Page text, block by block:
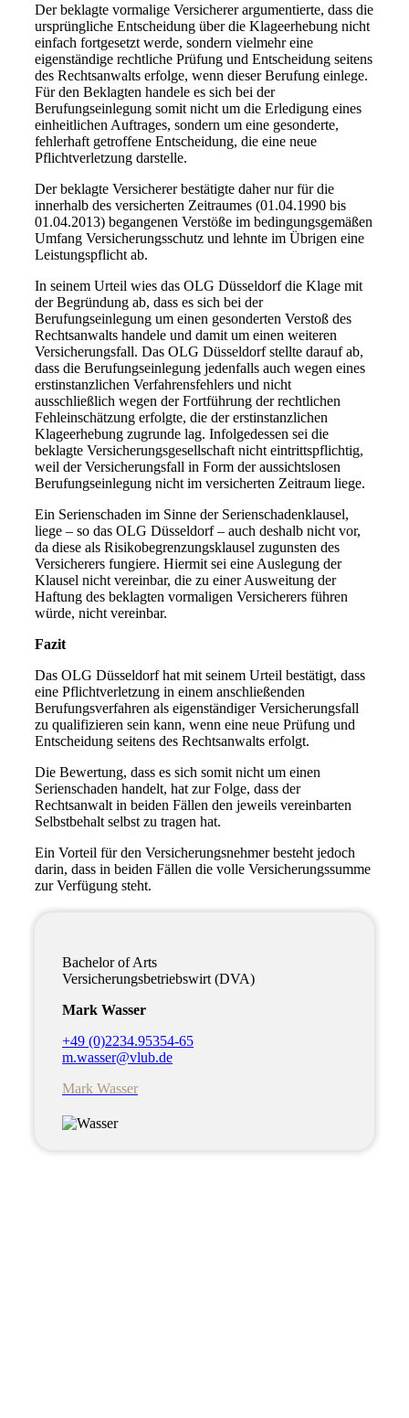
Der beklagte vormalige Versicherer argumentierte, dass die
ursprüngliche Entscheidung über die Klageerhebung nicht
einfach fortgesetzt werde, sondern vielmehr eine
eigenständige rechtliche Prüfung und Entscheidung seitens
des Rechtsanwalts erfolge, wenn dieser Berufung einlege.
Für den Beklagten handele es sich bei der
Berufungseinlegung somit nicht um die Erledigung eines
einheitlichen Auftrages, sondern um eine gesonderte,
fehlerhaft getroffene Entscheidung, die eine neue
Pflichtverletzung darstelle.
Der beklagte Versicherer bestätigte daher nur für die
innerhalb des versicherten Zeitraumes (01.04.1990 bis
01.04.2013) begangenen Verstöße im bedingungsgemäßen
Umfang Versicherungsschutz und lehnte im Übrigen eine
Leistungspflicht ab.
In seinem Urteil wies das OLG Düsseldorf die Klage mit
der Begründung ab, dass es sich bei der
Berufungseinlegung um einen gesonderten Verstoß des
Rechtsanwalts handele und damit um einen weiteren
Versicherungsfall. Das OLG Düsseldorf stellte darauf ab,
dass die Berufungseinlegung jedenfalls auch wegen eines
erstinstanzlichen Verfahrensfehlers und nicht
ausschließlich wegen der Fortführung der rechtlichen
Fehleinschätzung erfolgte, die der erstinstanzlichen
Klageerhebung zugrunde lag. Infolgedessen sei die
beklagte Versicherungsgesellschaft nicht eintrittspflichtig,
weil der Versicherungsfall in Form der aussichtslosen
Berufungseinlegung nicht im versicherten Zeitraum liege.
Ein Serienschaden im Sinne der Serienschadenklausel,
liege – so das OLG Düsseldorf – auch deshalb nicht vor,
da diese als Risikobegrenzungsklausel zugunsten des
Versicherers fungiere. Hiermit sei eine Auslegung der
Klausel nicht vereinbar, die zu einer Ausweitung der
Haftung des beklagten vormaligen Versicherers führen
würde, nicht vereinbar.
Fazit
Das OLG Düsseldorf hat mit seinem Urteil bestätigt, dass
eine Pflichtverletzung in einem anschließenden
Berufungsverfahren als eigenständiger Versicherungsfall
zu qualifizieren sein kann, wenn eine neue Prüfung und
Entscheidung seitens des Rechtsanwalts erfolgt.
Die Bewertung, dass es sich somit nicht um einen
Serienschaden handelt, hat zur Folge, dass der
Rechtsanwalt in beiden Fällen den jeweils vereinbarten
Selbstbehalt selbst zu tragen hat.
Ein Vorteil für den Versicherungsnehmer besteht jedoch
darin, dass in beiden Fällen die volle Versicherungssumme
zur Verfügung steht.
Bachelor of Arts
Versicherungsbetriebswirt (DVA)
Mark Wasser
+49 (0)2234.95354-65
m.wasser@vlub.de
Mark Wasser